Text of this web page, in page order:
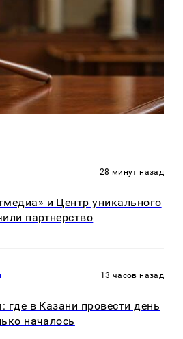
28 минут назад
и Центр уникального
партнерство
13 часов назад
где в Казани провести день
началось